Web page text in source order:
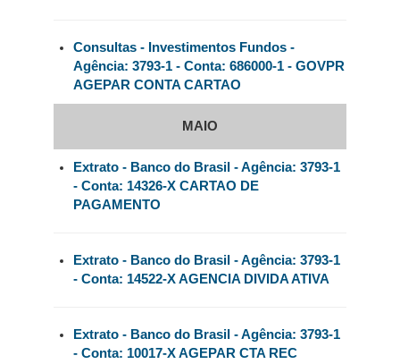
Consultas - Investimentos Fundos -
Agência: 3793-1 - Conta: 686000-1 - GOVPR
AGEPAR CONTA CARTAO
MAIO
Extrato - Banco do Brasil - Agência: 3793-1
- Conta: 14326-X CARTAO DE
PAGAMENTO
Extrato - Banco do Brasil - Agência: 3793-1
- Conta: 14522-X AGENCIA DIVIDA ATIVA
Extrato - Banco do Brasil - Agência: 3793-1
- Conta: 10017-X AGEPAR CTA REC